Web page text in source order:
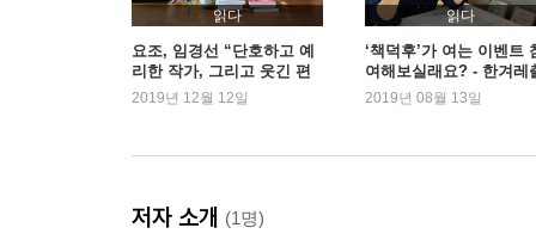
미등단 작가의 어떤 고백
4부 성실함
과거가 현재를 지탱한다
나를 쉽게 위로하지 않을 것
5부 공정함
읽다
요조, 임경선 “단호하고 예
리한 작가, 그리고 웃긴 편
집자”
2019년 12월 12일
읽다
‘책덕후’가 여는 이벤트
여해보실래요? - 한겨레
판
2019년 08월 13일
저자 소개 (1명)